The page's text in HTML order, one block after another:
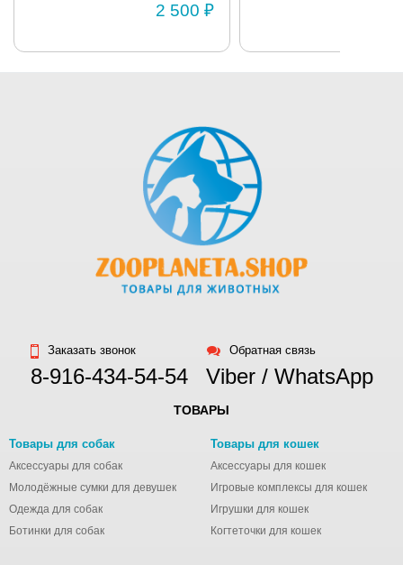
1 950 ₽
Заказать звонок
8-916-434-54-54
Обратная связь
Viber / WhatsApp
ТОВАРЫ
Товары для собак
Аксессуары для собак
Молодёжные сумки для девушек
Одежда для собак
Ботинки для собак
Товары для кошек
Аксессуары для кошек
Игровые комплексы для кошек
Игрушки для кошек
Когтеточки для кошек